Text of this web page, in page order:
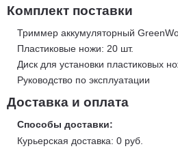
части позволяют адаптировать
индивидуальные предпочтения
осуществляется автоматически при
упрощает эксплуатацию и экономит
предотвращает контакт лески с
помогает аккуратно работать возле
Триммер совместим со всеми
Greenworks POWERALL 24V и
сетевому инструменту, обеспечивая
свободу перемещения.
Комплект поставки
Триммер аккумуляторный
Пластиковые ножи: 20 шт.
Диск для установки пластиковых
Руководство по эксплуатации
Доставка и оплата
Способы доставки:
Курьерская доставка: 0 руб.